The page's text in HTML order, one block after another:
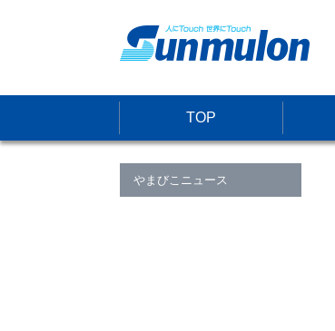
TOP
やまびこニュース